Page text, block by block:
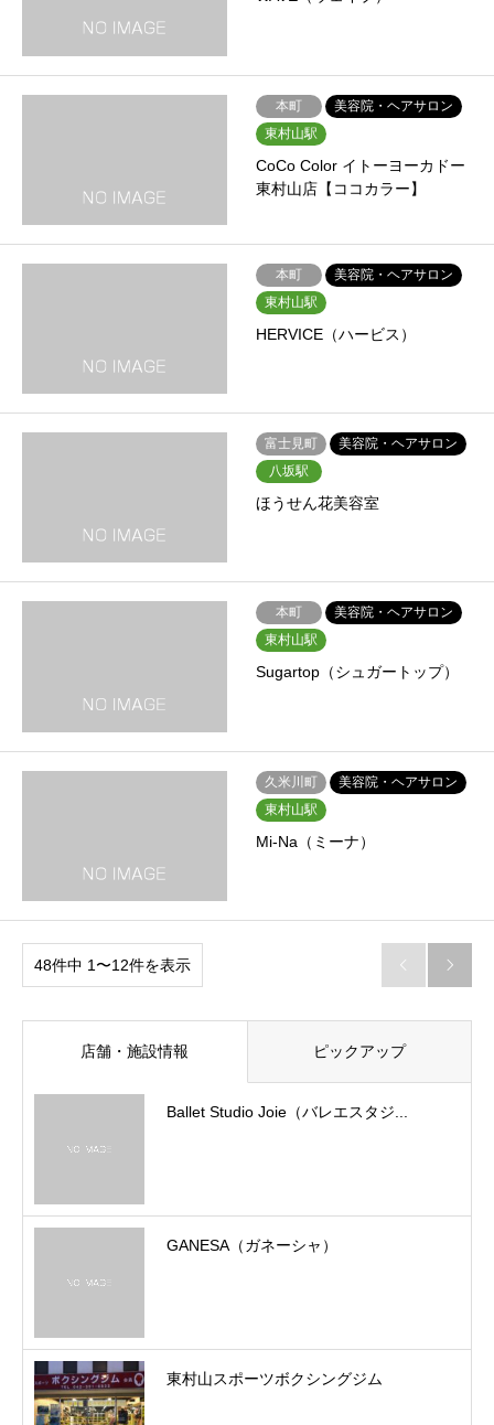
本町
美容院・ヘアサロン
東村山駅
CoCo Color イトーヨーカドー
東村山店【ココカラー】
本町
美容院・ヘアサロン
東村山駅
HERVICE（ハービス）
富士見町
美容院・ヘアサロン
八坂駅
ほうせん花美容室
本町
美容院・ヘアサロン
東村山駅
Sugartop（シュガートップ）
久米川町
美容院・ヘアサロン
東村山駅
Mi-Na（ミーナ）
48件中 1〜12件を表示  
店舗・施設情報 ピックアップ
Ballet Studio Joie（バレエスタジ...
GANESA（ガネーシャ）
東村山スポーツボクシングジム